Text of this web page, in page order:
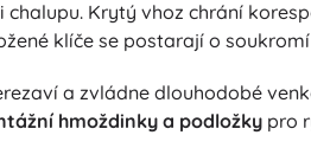
Krytý vhoz chrání
klíče se postarají o
a zvládne dlouhodobé
hmoždinky a podložky pro